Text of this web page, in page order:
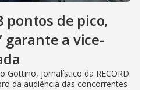
pontos de pico,
garante a vice-
Gottino, jornalístico da RECORD
da audiência das concorrentes